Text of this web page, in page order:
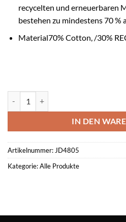
recycelten und erneuerbaren
bestehen zu mindestens 70 %
Material70% Cotton, /30%
IN DEN
Artikelnummer: JD4805
Kategorie:Alle Produkte